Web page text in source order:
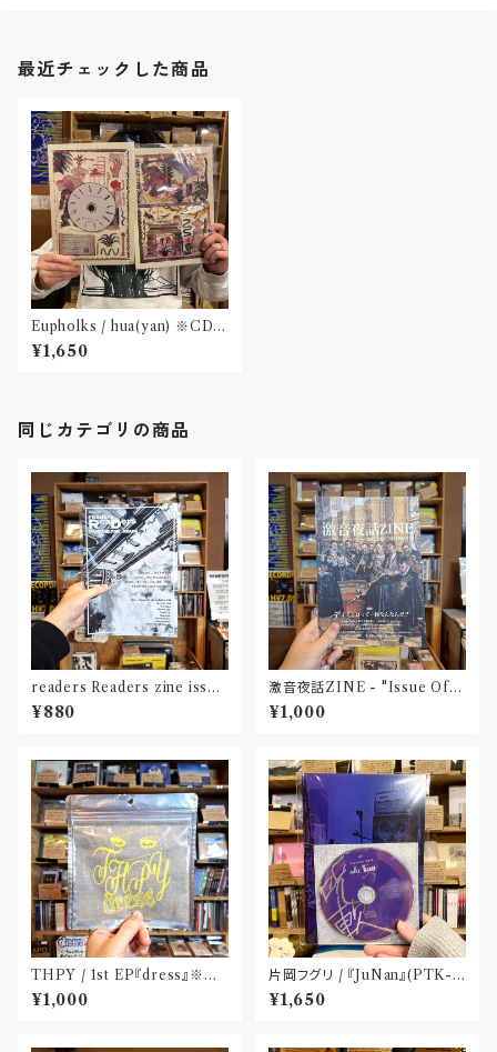
最近チェックした商品
Eupholks / hua(yan) ※CD
+リゾグラフ紙A4サイズポスター
¥1,650
同じカテゴリの商品
readers Readers zine issue
#1 / CD&ダウンロードコード
付き
¥880
激音夜話ZINE - "Issue Of D
istro #1.0" (ジン) Released
by 3LA
¥1,000
THPY / 1st EP『dress』※CD
-R : パッチ付5カラー仕様(カラ
ーはランダムとなります)
¥1,000
片岡フグリ / 『JuNan』(PTK-0
09) CD+BOOK
¥1,650